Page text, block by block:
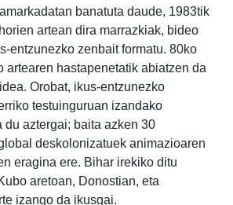
banatuta daude, 1983tik
artean dira marrazkiak, bideo
entzunezko zenbait formatu. 80ko
artearen hastapenetatik abiatzen da
Orobat, ikus-entzunezko
testuinguruan izandako
du aztergai; baita azken 30
deskolonizatuek animazioaren
eragina ere. Bihar irekiko ditu
aretoan, Donostian, eta
izango da ikusgai.